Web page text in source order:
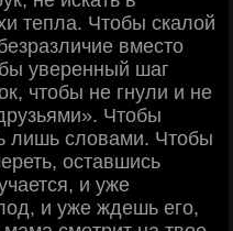
тепла. Чтобы скалой
вместо
уверенный шаг
чтобы не гнули и не
Чтобы
лишь словами. Чтобы
оставшись
и уже
и уже ждешь его,